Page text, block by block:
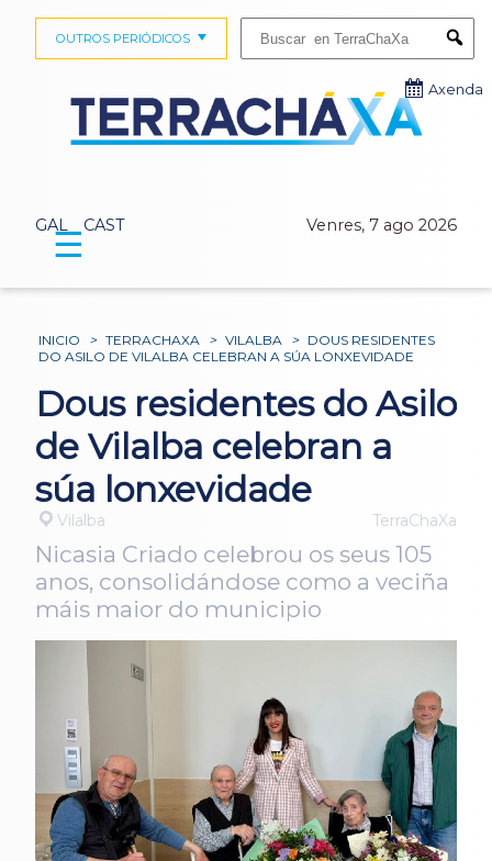
GAL CAST Venres, 7 ago 2026
OUTROS PERIÓDICOS
Axenda
☰
INICIO > TERRACHAXA > VILALBA > DOUS RESIDENTES
DO ASILO DE VILALBA CELEBRAN A SÚA LONXEVIDADE
Dous residentes do Asilo
de Vilalba celebran a
súa lonxevidade
Vilalba TerraChaXa
Nicasia Criado celebrou os seus 105
anos, consolidándose como a veciña
máis maior do municipio